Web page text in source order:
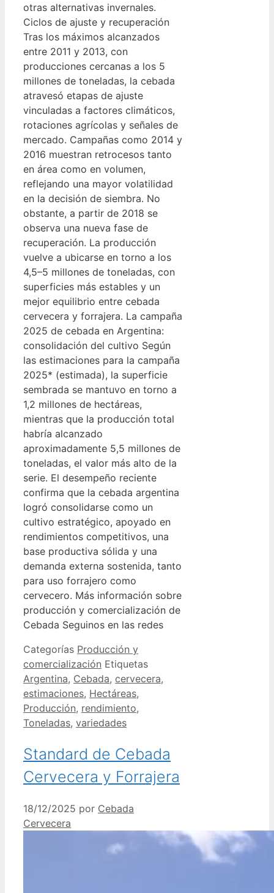
otras alternativas invernales.
Ciclos de ajuste y recuperación
Tras los máximos alcanzados
entre 2011 y 2013, con
producciones cercanas a los 5
millones de toneladas, la cebada
atravesó etapas de ajuste
vinculadas a factores climáticos,
rotaciones agrícolas y señales de
mercado. Campañas como 2014 y
2016 muestran retrocesos tanto
en área como en volumen,
reflejando una mayor volatilidad
en la decisión de siembra. No
obstante, a partir de 2018 se
observa una nueva fase de
recuperación. La producción
vuelve a ubicarse en torno a los
4,5–5 millones de toneladas, con
superficies más estables y un
mejor equilibrio entre cebada
cervecera y forrajera. La campaña
2025 de cebada en Argentina:
consolidación del cultivo Según
las estimaciones para la campaña
2025* (estimada), la superficie
sembrada se mantuvo en torno a
1,2 millones de hectáreas,
mientras que la producción total
habría alcanzado
aproximadamente 5,5 millones de
toneladas, el valor más alto de la
serie. El desempeño reciente
confirma que la cebada argentina
logró consolidarse como un
cultivo estratégico, apoyado en
rendimientos competitivos, una
base productiva sólida y una
demanda externa sostenida, tanto
para uso forrajero como
cervecero. Más información sobre
producción y comercialización de
Cebada Seguinos en las redes
Categorías Producción y
comercialización Etiquetas
Argentina, Cebada, cervecera,
estimaciones, Hectáreas,
Producción, rendimiento,
Toneladas, variedades
Standard de Cebada
Cervecera y Forrajera
18/12/2025 por Cebada
Cervecera